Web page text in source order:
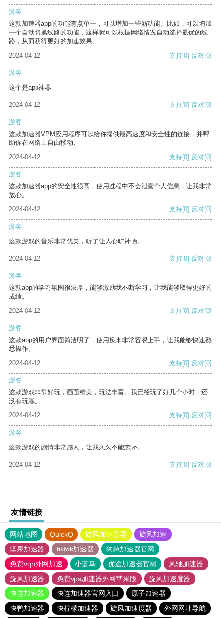
游客
这款加速器app的功能有点单一，可以增加一些新功能。比如，可以增加
一个自动切换线路的功能，这样就可以根据网络情况自动选择最优的线
路，从而获得更好的加速效果。
2024-04-12
支持[0] 反对[0]
游客
这个是app神器
2024-04-12 支持[0] 反对[0]
游客
这款加速器VPM应用程序可以给你提供最高速度和安全性的连接，并帮
助你在网络上自由移动。
2024-04-12
支持[0] 反对[0]
游客
这款加速器app的安全性很高，使用过程中不会泄露个人信息，让我非常
放心。
2024-04-12
支持[0] 反对[0]
游客
这款游戏的音乐非常优美，听了让人心旷神怡。
2024-04-12 支持[0] 反对[0]
游客
这款app的学习氛围很浓厚，能够激励我不断学习，让我能够取得更好的
成绩。
2024-04-12
支持[0] 反对[0]
游客
这款app的用户界面简洁明了，使用起来非常容易上手，让我能够快速熟
悉操作。
2024-04-12
支持[0] 反对[0]
游客
这款游戏非常好玩，画面精美，玩法丰富。我已经玩了好几个小时，还
没有玩腻。
2024-04-12
支持[0] 反对[0]
游客
这款游戏的剧情非常感人，让我久久不能忘怀。
2024-04-12 支持[0] 反对[0]
友情链接
网站地图 QuickQ 旋风加速度器
旋风加速
坚果加速器
tiktok加速器
狗急加速器官网
免费vqn外网加速
小蓝鸟 优途加速器官网
风驰加速器
旋风加速器
免费vps加速器外网苹果版
旋风加速度器
快连加速器
快连加速器官网入口
原子加速器
快鸭加速器
快柠檬加速器 旋风加速度器 外网网址导航